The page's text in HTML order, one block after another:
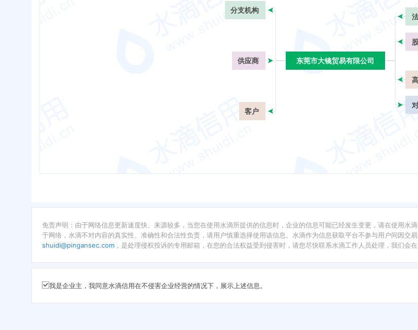
东莞市大镜贸易有限公司
分支机构
供应商
客户
东莞市大镜贸易有限公司
免责声明：由于网络信息更新速度快、来源较多，当您在使用水滴所提供的信息时，企业的信息可能已经发生变更，请在使用水
于网络，水滴不对内容的真实性、准确性和合法性负责，请用户慎重选择使用该信息。水滴作为信息获取平台不参与用户间因交
shuidi@pingansec.com ，是处理侵权投诉的专用邮箱，在您的合法权益受到侵害时，请您尽快联系水滴工作人员处理，我们会
我是企业主，我同意水滴信用在不侵害企业经营的情况下，展示上述信息。